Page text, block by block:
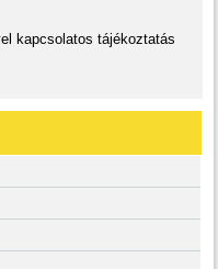
kapcsolatos tájékoztatás